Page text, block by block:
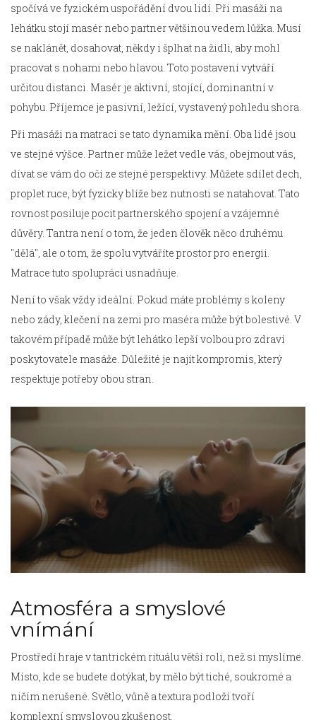
spočívá ve fyzickém uspořádění dvou lidí. Při masáži na
lehátku stojí masér nebo partner většinou vedem lůžka. Musí
se naklánět, dosahovat, někdy i šplhat na židli, aby mohl
pracovat s nohami nebo hlavou. Toto postavení vytváří
určitou distanci. Masér je aktivní, stojící, dominantní v
pohybu. Příjemce je pasivní, ležící, vystavený pohledu shora.
Při masáži na matraci se tato dynamika mění. Oba lidé jsou
ve stejné výšce. Partner může ležet vedle vás, obejmout vás,
dívat se vám do očí ze stejné perspektivy. Můžete sdílet dech,
proplet ruce, být fyzicky blíže bez nutnosti se natahovat. Tato
rovnost posiluje pocit partnerského spojení a vzájemné
důvěry. Tantra není o tom, že jeden člověk něco druhému
"dělá", ale o tom, že spolu vytváříte prostor pro energii.
Matrace tuto spolupráci usnadňuje.
Není to však vždy ideální. Pokud máte problémy s koleny
nebo zády, klečení na zemi pro maséra může být bolestivé. V
takovém případě může být lehátko lepší volbou pro zdraví
poskytovatele masáže. Důležité je najít kompromis, který
respektuje potřeby obou stran.
Atmosféra a smyslové
vnímání
Prostředí hraje v tantrickém rituálu větší roli, než si myslíme.
Místo, kde se budete dotýkat, by mělo být tiché, soukromé a
ničím nerušené. Světlo, vůně a textura podloží tvoří
komplexní smyslovou zkušenost.